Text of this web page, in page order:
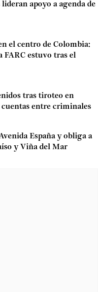
apoyo a agenda de
el centro de Colombia:
estuvo tras el
tras tiroteo en
entre criminales
España y obliga a
y Viña del Mar